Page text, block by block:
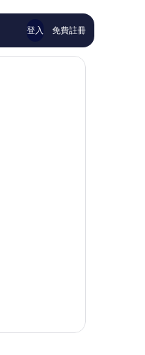
覺
評
論
登入 免費註冊